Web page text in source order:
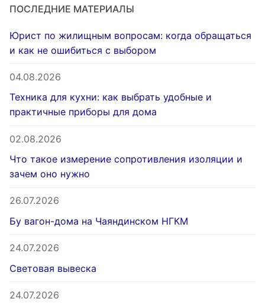
ПОСЛЕДНИЕ МАТЕРИАЛЫ
Юрист по жилищным вопросам: когда обращаться
и как не ошибиться с выбором
04.08.2026
Техника для кухни: как выбрать удобные и
практичные приборы для дома
02.08.2026
Что такое измерение сопротивления изоляции и
зачем оно нужно
26.07.2026
Бу вагон-дома на Чаяндинском НГКМ
24.07.2026
Световая вывеска
24.07.2026